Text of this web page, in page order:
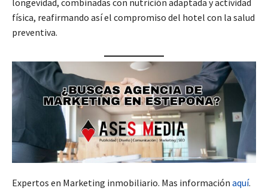
física, reafirmando así el compromiso del hotel con la salud
preventiva.
Expertos en Marketing inmobiliario. Mas información aquí.